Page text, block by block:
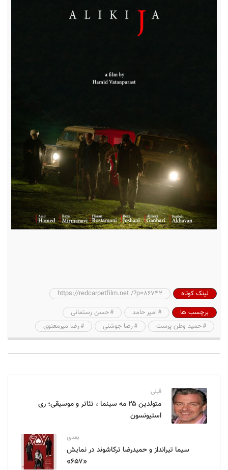
لینک کوتاه
https://redcarpetfilm.net /?p=86742
برچسب ها
امیر حامد
حسن رستمانی
حمید وطن پرست
رضا جوشنی رضا میرمعنوی
قبلی
متولدین ۲۵ مه سینما ، تئاتر و موسیقی؛ ری
استیونسون
بعدی
سیما تیرانداز و حمیدرضا ترکاشوند در نمایش
«۶۵۷»